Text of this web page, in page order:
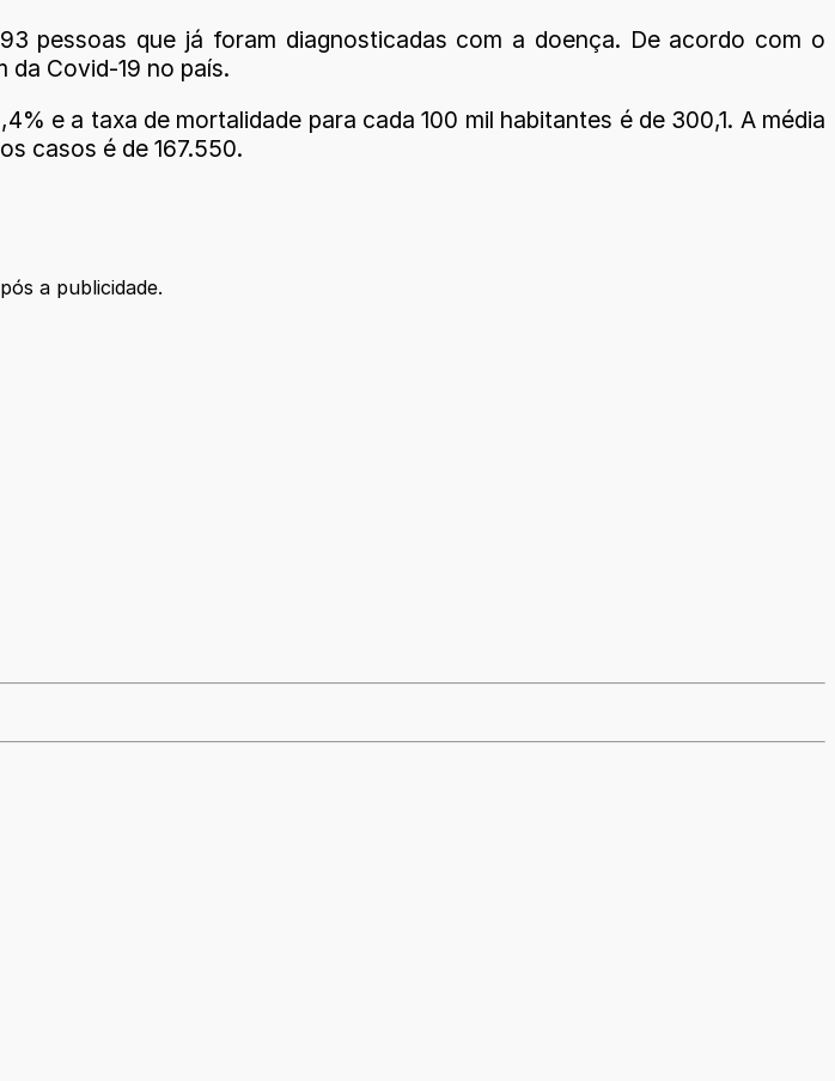
pessoas que já foram diagnosticadas com a doença. De acordo com o
da Covid-19 no país.
e a taxa de mortalidade para cada 100 mil habitantes é de 300,1. A média
casos é de 167.550.
a publicidade.